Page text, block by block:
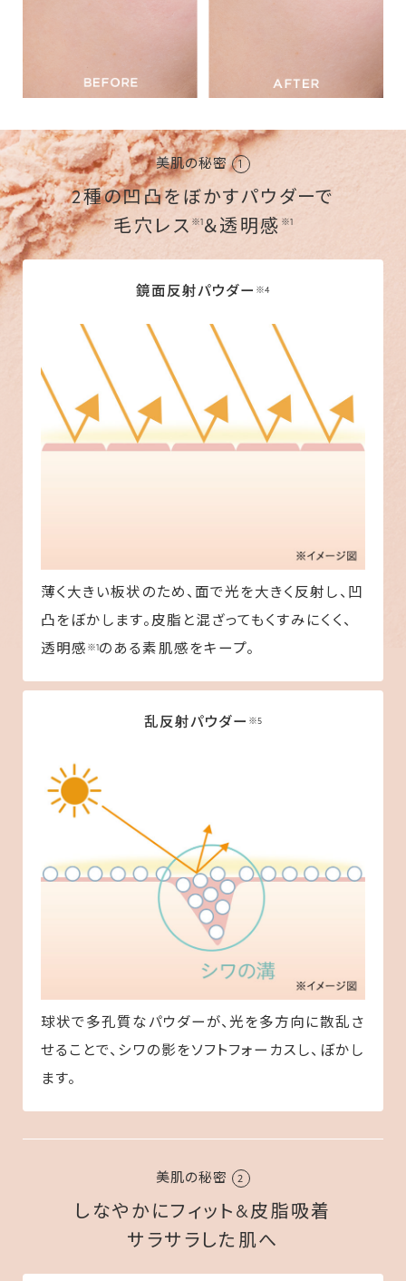
美肌の秘密 1
2種の凹凸をぼかすパウダーで
毛穴レス ※1＆透明感 ※1
鏡面反射パウダー ※4
薄く大きい板状のため、面で光を大きく反射し、凹
凸をぼかします。皮脂と混ざってもくすみにくく、
透明感 ※1のある素肌感をキープ。
乱反射パウダー ※5
球状で多孔質なパウダーが、光を多方向に散乱さ
せることで、シワの影をソフトフォーカスし、ぼかし
ます。
美肌の秘密 2
しなやかにフィット&皮脂吸着
サラサラした肌へ